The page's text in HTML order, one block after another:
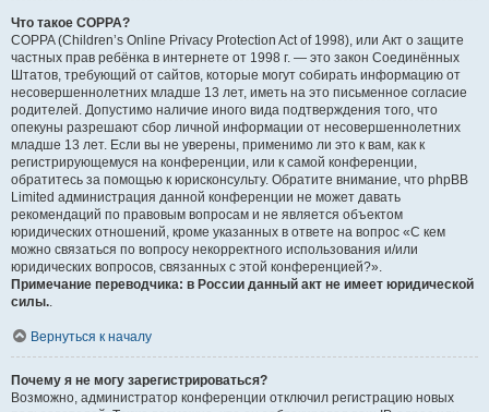
Что такое COPPA?
COPPA (Children’s Online Privacy Protection Act of 1998), или Акт о защите
частных прав ребёнка в интернете от 1998 г. — это закон Соединённых
Штатов, требующий от сайтов, которые могут собирать информацию от
несовершеннолетних младше 13 лет, иметь на это письменное согласие
родителей. Допустимо наличие иного вида подтверждения того, что
опекуны разрешают сбор личной информации от несовершеннолетних
младше 13 лет. Если вы не уверены, применимо ли это к вам, как к
регистрирующемуся на конференции, или к самой конференции,
обратитесь за помощью к юрисконсульту. Обратите внимание, что phpBB
Limited администрация данной конференции не может давать
рекомендаций по правовым вопросам и не является объектом
юридических отношений, кроме указанных в ответе на вопрос «С кем
можно связаться по вопросу некорректного использования и/или
юридических вопросов, связанных с этой конференцией?».
Примечание переводчика: в России данный акт не имеет юридической
силы..
Вернуться к началу
Почему я не могу зарегистрироваться?
Возможно, администратор конференции отключил регистрацию новых